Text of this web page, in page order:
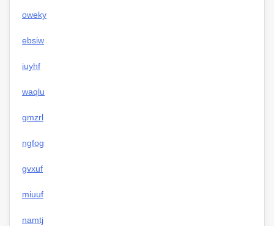
oweky
ebsiw
iuyhf
waqlu
gmzrl
ngfog
gvxuf
miuuf
namtj